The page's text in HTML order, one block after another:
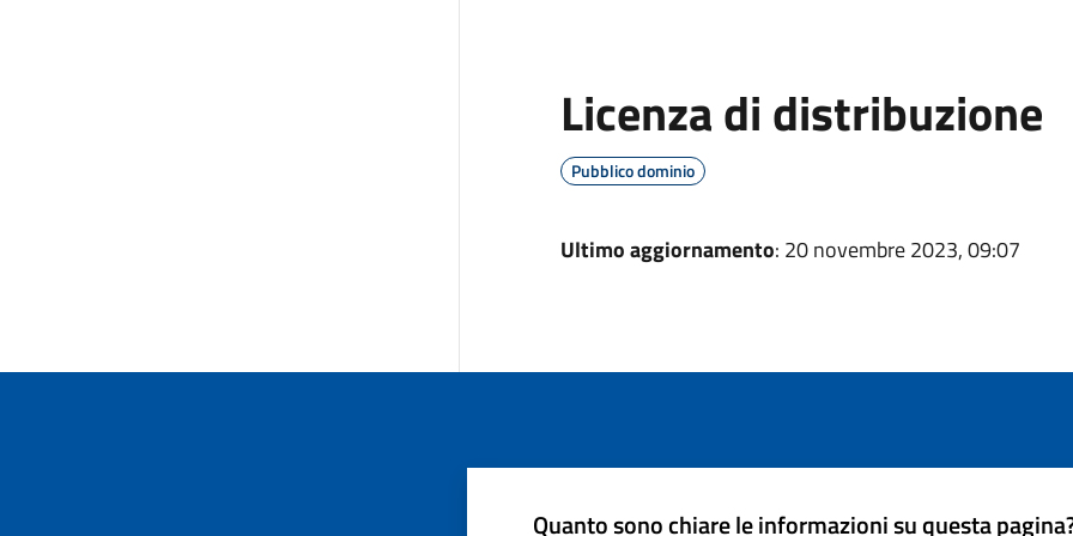
Licenza di distribuzione
Pubblico dominio
Ultimo aggiornamento: 20 novembre 2023, 09:07
Quanto sono chiare le informazioni su questa